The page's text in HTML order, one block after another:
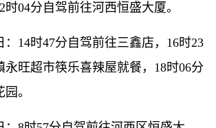
04分自驾前往河西恒盛大厦。
14时47分自驾前往三鑫店，16时23
永旺超市筷乐喜辣屋就餐，18时06分
。